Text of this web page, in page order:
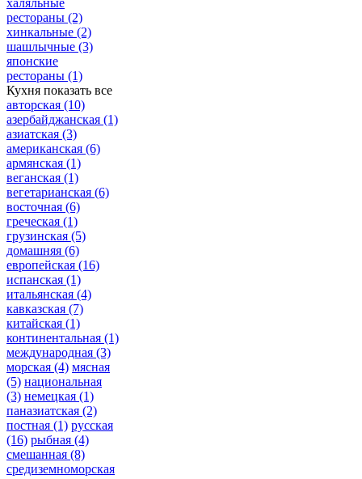
рестораны (2)
хинкальные (2)
шашлычные (3)
японские
рестораны (1)
Кухня показать все
авторская (10)
азербайджанская (1)
азиатская (3)
американская (6)
армянская (1)
веганская (1)
вегетарианская (6)
восточная (6)
греческая (1)
грузинская (5)
домашняя (6)
европейская (16)
испанская (1)
итальянская (4)
кавказская (7)
китайская (1)
континентальная (1)
международная (3)
морская (4) мясная
(5) национальная
(3) немецкая (1)
паназиатская (2)
постная (1) русская
(16) рыбная (4)
смешанная (8)
средиземноморская